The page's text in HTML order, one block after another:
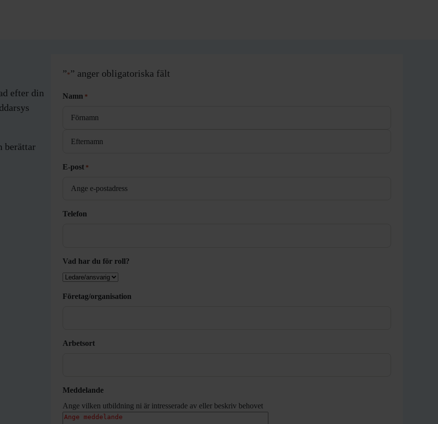
efter din
berättar
”*” anger obligatoriska fält
Namn *
E-post *
Telefon
Vad har du för roll?
Företag/organisation
Arbetsort
Meddelande
Ange vilken utbildning ni är intresserade av eller beskriv behovet